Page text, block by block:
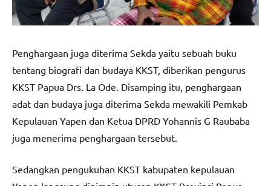
Penghargaan juga diterima Sekda yaitu sebuah buku
tentang biografi dan budaya KKST, diberikan pengurus
KKST Papua Drs. La Ode. Disamping itu, penghargaan
adat dan budaya juga diterima Sekda mewakili Pemkab
Kepulauan Yapen dan Ketua DPRD Yohannis G Raubaba
juga menerima penghargaan tersebut.
Sedangkan pengukuhan KKST kabupaten kepulauan